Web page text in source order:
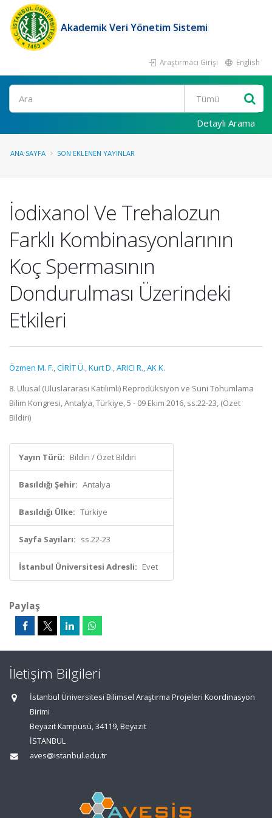
Akademik Veri Yönetim Sistemi
Araştırmacı Girişi English
Ara
Detaylı Arama
ANA SAYFA SON EKLENEN YAYINLAR
İodixanol Ve Trehalozun
Farklı Kombinasyonlarının
Koç Spermasının
Dondurulması Üzerindeki
Etkileri
Özmen M. F.,CİRİT Ü.,Kurt D.,ARICI R.,AK K.
8. Ulusal (Uluslararası Katılımlı) Reprodüksiyon ve Suni Tohumlama
Bilim Kongresi, Antalya, Türkiye, 5 - 09 Ekim 2016, ss.22-23, (Özet
Bildiri)
Yayın Türü: Bildiri / Özet Bildiri
Basıldığı Şehir: Antalya
Basıldığı Ülke: Türkiye
Sayfa Sayıları: ss.22-23
İstanbul Üniversitesi Adresli: Evet
Paylaş
İletişim Bilgileri
İstanbul Üniversitesi Bilimsel Araştırma Projeleri Koordinasyon
Birimi
Beyazıt Kampüsü, 34119, Beyazıt
İSTANBUL
aves@istanbul.edu.tr